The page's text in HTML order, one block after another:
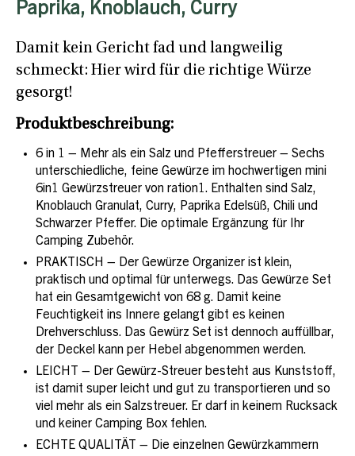
Paprika, Knoblauch, Curry
Damit kein Gericht fad und langweilig
schmeckt: Hier wird für die richtige Würze
gesorgt!
Produktbeschreibung:
6 in 1 – Mehr als ein Salz und Pfefferstreuer – Sechs
unterschiedliche, feine Gewürze im hochwertigen mini
6in1 Gewürzstreuer von ration1. Enthalten sind Salz,
Knoblauch Granulat, Curry, Paprika Edelsüß, Chili und
Schwarzer Pfeffer. Die optimale Ergänzung für Ihr
Camping Zubehör.
PRAKTISCH – Der Gewürze Organizer ist klein,
praktisch und optimal für unterwegs. Das Gewürze Set
hat ein Gesamtgewicht von 68 g. Damit keine
Feuchtigkeit ins Innere gelangt gibt es keinen
Drehverschluss. Das Gewürz Set ist dennoch auffüllbar,
der Deckel kann per Hebel abgenommen werden.
LEICHT – Der Gewürz-Streuer besteht aus Kunststoff,
ist damit super leicht und gut zu transportieren und so
viel mehr als ein Salzstreuer. Er darf in keinem Rucksack
und keiner Camping Box fehlen.
ECHTE QUALITÄT – Die einzelnen Gewürzkammern